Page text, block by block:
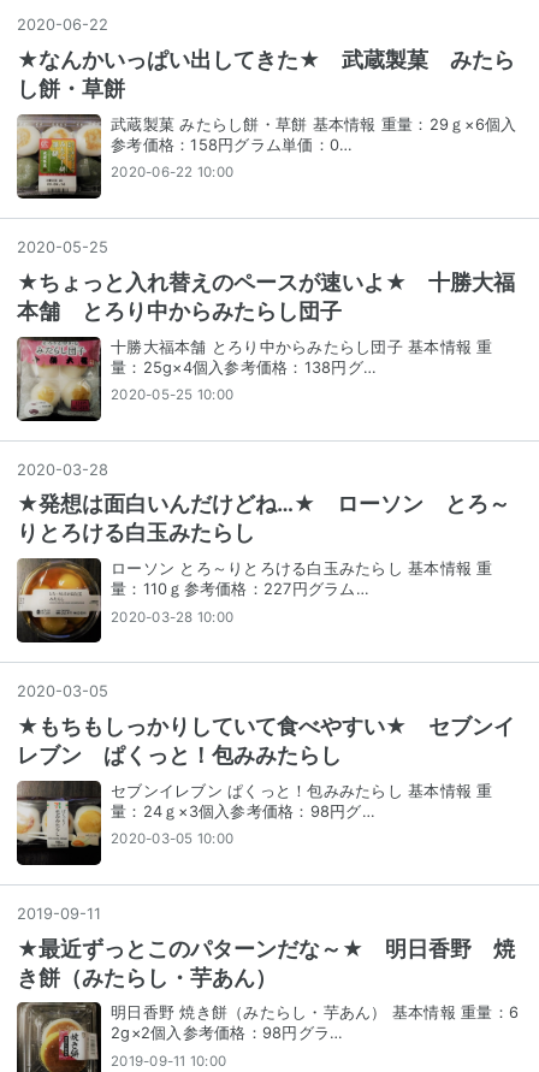
2020-06-22
★なんかいっぱい出してきた★ 武蔵製菓 みたら
し餅・草餅
武蔵製菓 みたらし餅・草餅 基本情報 重量：29ｇ×6個入
参考価格：158円グラム単価：0…
2020-06-22 10:00
2020-05-25
★ちょっと入れ替えのペースが速いよ★ 十勝大福
本舗 とろり中からみたらし団子
十勝大福本舗 とろり中からみたらし団子 基本情報 重
量：25g×4個入参考価格：138円グ…
2020-05-25 10:00
2020-03-28
★発想は面白いんだけどね…★ ローソン とろ～
りとろける白玉みたらし
ローソン とろ～りとろける白玉みたらし 基本情報 重
量：110ｇ参考価格：227円グラム…
2020-03-28 10:00
2020-03-05
★もちもしっかりしていて食べやすい★ セブンイ
レブン ぱくっと！包みみたらし
セブンイレブン ぱくっと！包みみたらし 基本情報 重
量：24ｇ×3個入参考価格：98円グ…
2020-03-05 10:00
2019-09-11
★最近ずっとこのパターンだな～★ 明日香野 焼
き餅（みたらし・芋あん）
明日香野 焼き餅（みたらし・芋あん） 基本情報 重量：6
2g×2個入参考価格：98円グラ…
2019-09-11 10:00